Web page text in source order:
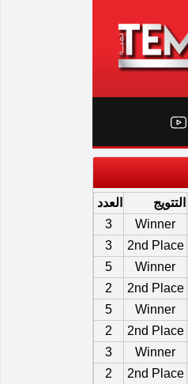
التتويج
العدد
Winner
3
2nd Place
3
Winner
5
2nd Place
2
Winner
5
2nd Place
2
Winner
3
2nd Place
2